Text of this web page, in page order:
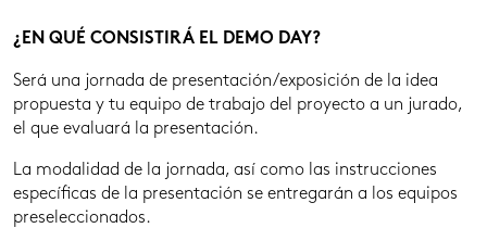
¿EN QUÉ CONSISTIRÁ EL DEMO DAY?
Será una jornada de presentación/exposición de la idea
propuesta y tu equipo de trabajo del proyecto a un jurado,
el que evaluará la presentación.
La modalidad de la jornada, así como las instrucciones
específicas de la presentación se entregarán a los equipos
preseleccionados.